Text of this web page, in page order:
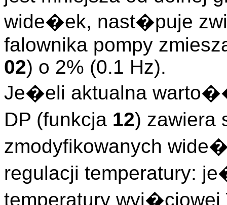
wide�ek, nast�puje
falownika pompy
02) o 2% (0.1 Hz).
Je�eli aktualna
DP (funkcja 12) zawiera
zmodyfikowanych
regulacji temperatury:
temperatury